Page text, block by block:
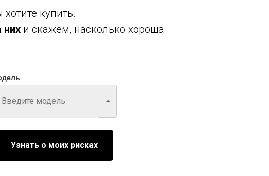
купить.
нихи скажем, насколько хороша
Узнать о моих рисках